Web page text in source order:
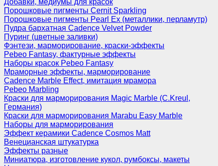
Добавки, медиумы для красок
Порошковые пигменты Cernit Sparkling
Порошковые пигменты Pearl Ex (металлики, перламутр)
Пудра бархатная Cadence Velvet Powder
Пуринг (цветные заливки)
Фэнтези, марморирование, краски-эффекты
Pebeo Fantasy, фактурные эффекты
Наборы красок Pebeo Fantasy
Мраморные эффекты, марморирование
Cadence Marble Effect, имитация мрамора
Pebeo Marbling
Краски для марморирования Magic Marble (C.Kreul,
Германия)
Краски для марморирования Marabu Easy Marble
Наборы для марморирования
Эффект керамики Cadence Cosmos Matt
Венецианская штукатурка
Эффекты разные
Миниатюра, изготовление кукол, румбоксы, макеты